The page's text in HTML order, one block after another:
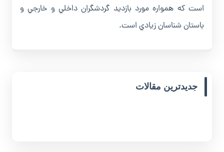
است که همواره مورد بازديد گردشگران داخلي و خارجي و
باستان شناسان زيادي است.
جدیدترین مقالات